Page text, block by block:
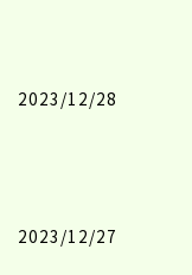
2023/12/28
2023/12/27